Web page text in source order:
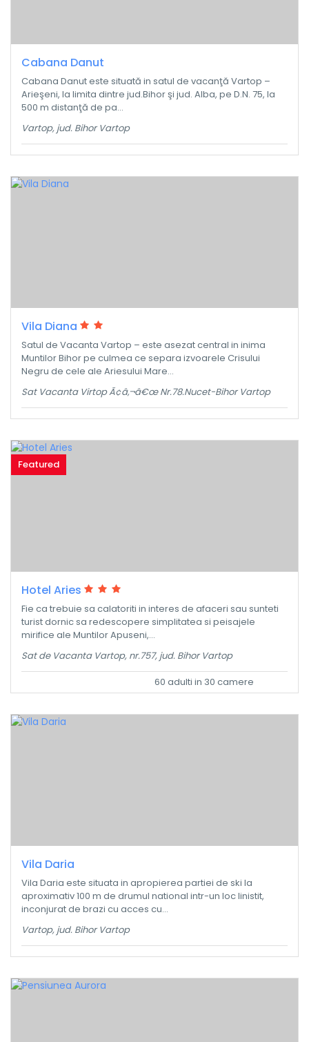
Cabana Danut
Vartop, jud. Bihor Vartop
Cabana Danut este situată in satul de vacanţă Vartop –
Arieşeni, la limita dintre jud.Bihor şi jud. Alba, pe D.N. 75, la
500 m distanţă de pa...
Vila Diana
Sat Vacanta Virtop Ã¢â‚¬â€œ Nr.78.Nucet-Bihor Vartop
Satul de Vacanta Vartop – este asezat central in inima
Muntilor Bihor pe culmea ce separa izvoarele Crisului
Negru de cele ale Ariesului Mare...
Featured
Hotel Aries
Sat de Vacanta Vartop, nr.757, jud. Bihor Vartop
Fie ca trebuie sa calatoriti in interes de afaceri sau sunteti
turist dornic sa redescopere simplitatea si peisajele
mirifice ale Muntilor Apuseni,...
60 adulti in 30 camere
Vila Daria
Vartop, jud. Bihor Vartop
Vila Daria este situata in apropierea partiei de ski la
aproximativ 100 m de drumul national intr-un loc linistit,
inconjurat de brazi cu acces cu...